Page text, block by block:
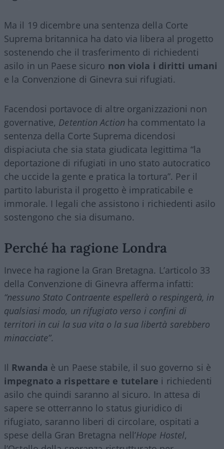
Ma il 19 dicembre una sentenza della Corte
Suprema britannica ha dato via libera al progetto
sostenendo che il trasferimento di richiedenti
asilo in un Paese sicuro non viola i diritti umani
e la Convenzione di Ginevra sui rifugiati.
Facendosi portavoce di altre organizzazioni non
governative, Detention Action ha commentato la
sentenza della Corte Suprema dicendosi
dispiaciuta che sia stata giudicata legittima “la
deportazione di rifugiati in uno stato autocratico
che uccide la gente e pratica la tortura”. Per il
partito laburista il progetto è impraticabile e
immorale. I legali che assistono i richiedenti asilo
sostengono che sia disumano.
Perché ha ragione Londra
Invece ha ragione la Gran Bretagna. L’articolo 33
della Convenzione di Ginevra afferma infatti:
“nessuno Stato Contraente espellerà o respingerà, in
qualsiasi modo, un rifugiato verso i confini di
territori in cui la sua vita o la sua libertà sarebbero
minacciate”.
Il Rwanda è un Paese stabile, il suo governo si è
impegnato a rispettare e tutelare i richiedenti
asilo che quindi saranno al sicuro. In attesa di
sapere se otterranno lo status giuridico di
rifugiato, saranno liberi di circolare, ospitati a
spese della Gran Bretagna nell’Hope Hostel,